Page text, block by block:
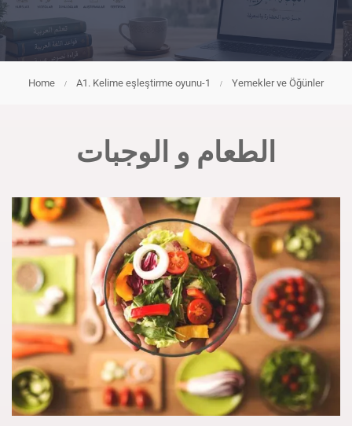
Home A1. Kelime eşleştirme oyunu-1 Yemekler ve Öğünler
الطعام و الوجبات